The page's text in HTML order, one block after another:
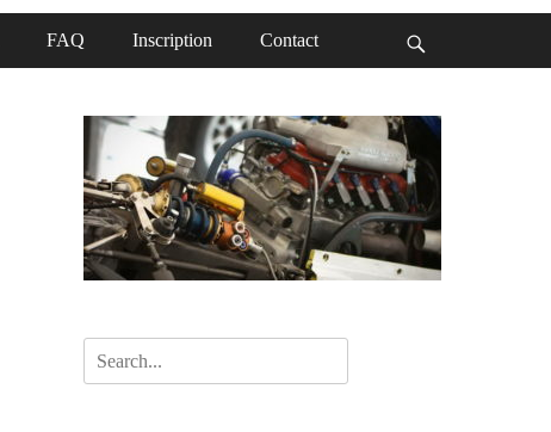
FAQ Inscription Contact
Search
for: